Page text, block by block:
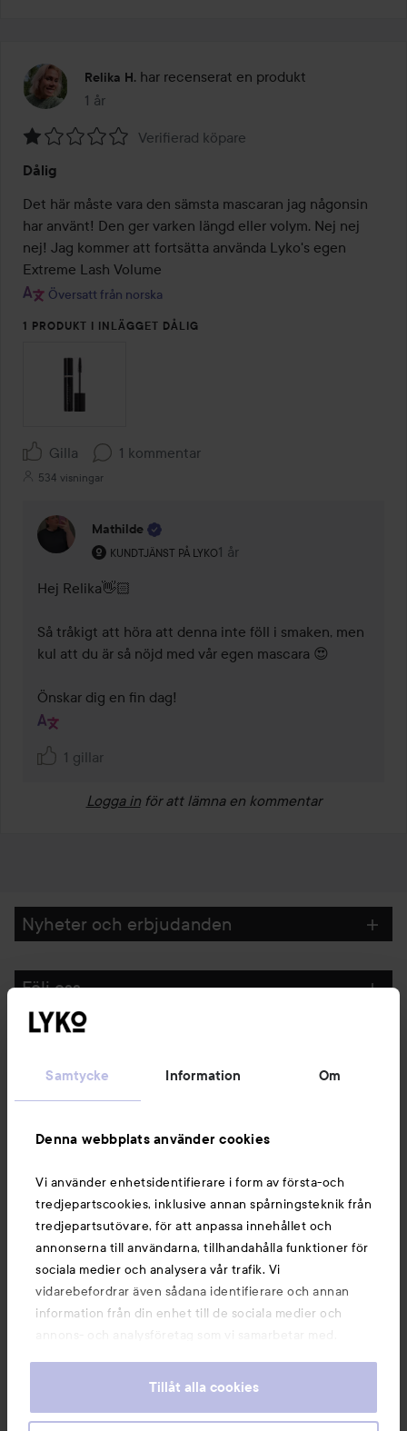
Samtycke Information Om
Denna webbplats använder cookies
Vi använder enhetsidentifierare i form av första-och
tredjepartscookies, inklusive annan spårningsteknik från
tredjepartsutövare, för att anpassa innehållet och
annonserna till användarna, tillhandahålla funktioner för
sociala medier och analysera vår trafik. Vi
vidarebefordrar även sådana identifierare och annan
information från din enhet till de sociala medier och
annons- och analysföretag som vi samarbetar med.
information som du har tillhandahållit eller som de har
våra cookies vid fortsatt användande av vår webbplats.
Tillåt alla cookies
Relika H. har recenserat en produkt
1 år
Inlägget skapades 1 år
1
av
5
Verifierad köpare
Dålig
Det här måste vara den sämsta mascaran jag någonsin
har använt! Den ger varken längd eller volym. Nej nej
nej! Jag kommer att fortsätta använda Lyko's egen
Extreme Lash Volume
Översatt från norska
1 PRODUKT I INLÄGGET DÅLIG
Gilla 1 kommentar
534 visningar
Mathilde
KUNDTJÄNST PÅ LYKO
Användarens roll: Kundtjänst på Lyko.
1 år
Kommentaren lades 1 år
Hej Relika👋🏻
Så tråkigt att höra att denna inte föll i smaken, men
kul att du är så nöjd med vår egen mascara 😍
Önskar dig en fin dag!
1 gillar
Logga in för att lämna en kommentar
Nyheter och erbjudanden
Följ oss
Du kanske också gillar